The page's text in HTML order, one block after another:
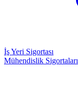
İş Yeri Sigortası
Mühendislik Sigortaları